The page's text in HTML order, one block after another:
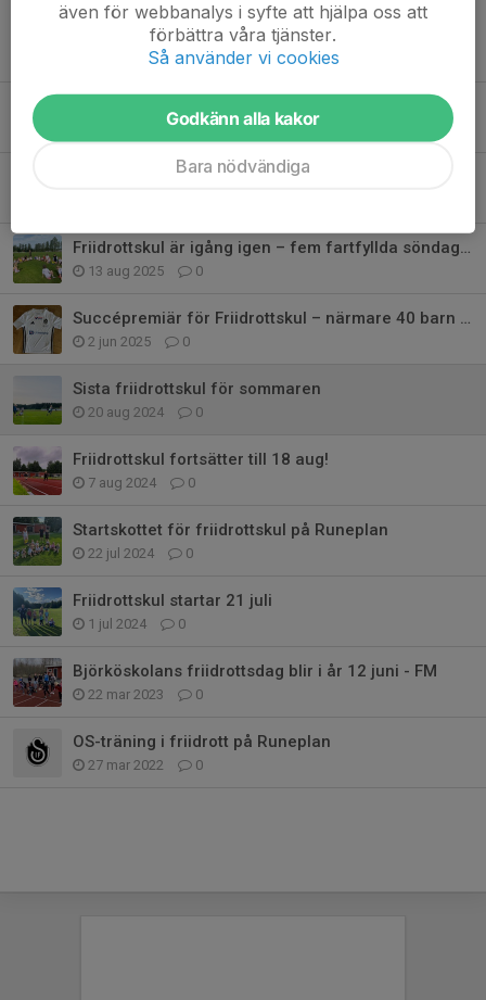
Tidigare nyheter
Oj vad tiden springer förbi!
0
Härlig stämning på Göran Grabergs minneslopp
Friidrottskul är igång igen – fem fartfyllda söndagar i Stensjön!
13 aug 2025 0
Succépremiär för Friidrottskul – närmare 40 barn deltog!
2 jun 2025 0
Sista friidrottskul för sommaren
20 aug 2024 0
Friidrottskul fortsätter till 18 aug!
7 aug 2024 0
Startskottet för friidrottskul på Runeplan
22 jul 2024 0
Friidrottskul startar 21 juli
1 jul 2024 0
Björköskolans friidrottsdag blir i år 12 juni - FM
22 mar 2023 0
OS-träning i friidrott på Runeplan
27 mar 2022 0
även för webbanalys i syfte att hjälpa oss att
förbättra våra tjänster.
Så använder vi cookies
Godkänn alla kakor
Bara nödvändiga